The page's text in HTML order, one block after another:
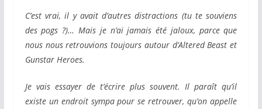
C’est vrai, il y avait d’autres distractions (tu te souviens
des pogs ?)… Mais je n’ai jamais été jaloux, parce que
nous nous retrouvions toujours autour d’Altered Beast et
Gunstar Heroes.
Je vais essayer de t’écrire plus souvent. Il paraît qu’il
existe un endroit sympa pour se retrouver, qu’on appelle